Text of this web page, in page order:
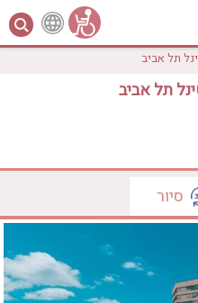
₪0 - ₪3000
תל אביב
תל אביב
סיור